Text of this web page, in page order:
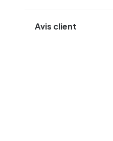
Avis client